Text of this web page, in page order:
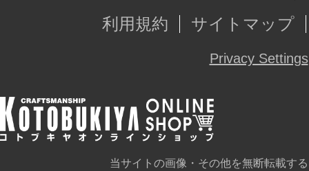
利用規約
サイトマップ
Privacy Settings
当サイトの画像・その他を無断転載す